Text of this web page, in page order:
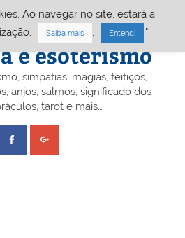
– Portal
e esoterismo
simpatias, magias, feitiços,
anjos, salmos, significado dos
tarot e mais…
Ao navegar no site, estará a
Saiba mais Entendi ."